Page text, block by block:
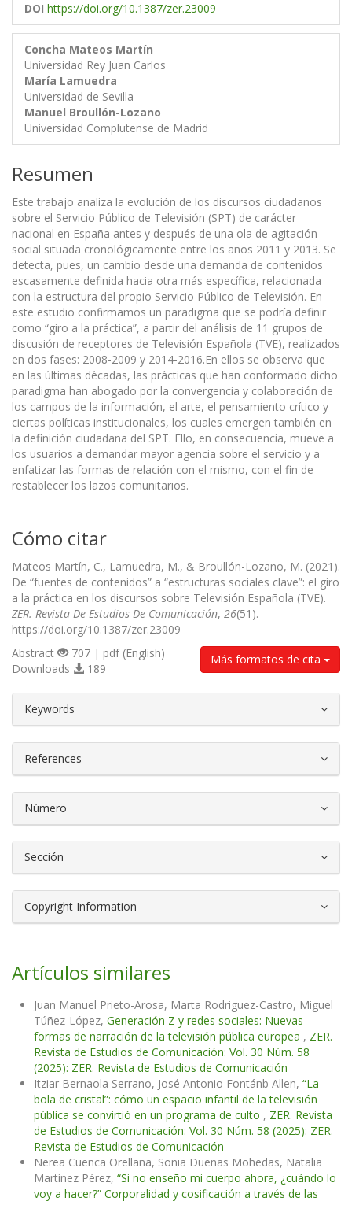
DOI https://doi.org/10.1387/zer.23009
Concha Mateos Martín
Universidad Rey Juan Carlos
María Lamuedra
Universidad de Sevilla
Manuel Broullón-Lozano
Universidad Complutense de Madrid
Resumen
Este trabajo analiza la evolución de los discursos ciudadanos
sobre el Servicio Público de Televisión (SPT) de carácter
nacional en España antes y después de una ola de agitación
social situada cronológicamente entre los años 2011 y 2013. Se
detecta, pues, un cambio desde una demanda de contenidos
escasamente definida hacia otra más específica, relacionada
con la estructura del propio Servicio Público de Televisión. En
este estudio confirmamos un paradigma que se podría definir
como “giro a la práctica”, a partir del análisis de 11 grupos de
discusión de receptores de Televisión Española (TVE), realizados
en dos fases: 2008-2009 y 2014-2016.En ellos se observa que
en las últimas décadas, las prácticas que han conformado dicho
paradigma han abogado por la convergencia y colaboración de
los campos de la información, el arte, el pensamiento crítico y
ciertas políticas institucionales, los cuales emergen también en
la definición ciudadana del SPT. Ello, en consecuencia, mueve a
los usuarios a demandar mayor agencia sobre el servicio y a
enfatizar las formas de relación con el mismo, con el fin de
restablecer los lazos comunitarios.
Cómo citar
Mateos Martín, C., Lamuedra, M., & Broullón-Lozano, M. (2021).
De “fuentes de contenidos” a “estructuras sociales clave”: el giro
a la práctica en los discursos sobre Televisión Española (TVE).
ZER. Revista De Estudios De Comunicación, 26(51).
https://doi.org/10.1387/zer.23009
Más formatos de cita
Abstract
707 | pdf (English)
Downloads
189
Keywords
References
Número
Sección
Copyright Information
Artículos similares
Juan Manuel Prieto-Arosa, Marta Rodriguez-Castro, Miguel
Túñez-López, Generación Z y redes sociales: Nuevas
formas de narración de la televisión pública europea , ZER.
Revista de Estudios de Comunicación: Vol. 30 Núm. 58
(2025): ZER. Revista de Estudios de Comunicación
Itziar Bernaola Serrano, José Antonio Fontánb Allen, “La
bola de cristal”: cómo un espacio infantil de la televisión
pública se convirtió en un programa de culto , ZER. Revista
de Estudios de Comunicación: Vol. 30 Núm. 58 (2025): ZER.
Revista de Estudios de Comunicación
Nerea Cuenca Orellana, Sonia Dueñas Mohedas, Natalia
Martínez Pérez, “Si no enseño mi cuerpo ahora, ¿cuándo lo
voy a hacer?” Corporalidad y cosificación a través de las